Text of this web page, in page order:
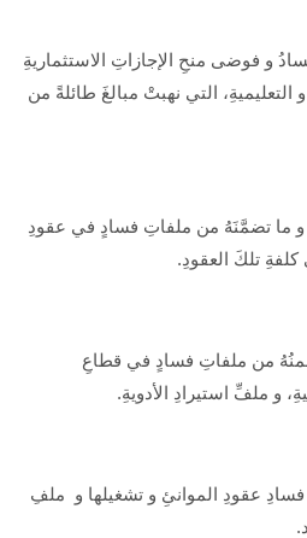
و فوضى منحِ الإجازاتِ الاستثماريةِ
التعليميةِ، التي نهبتْ مبالغَ طائلةً من
و ما تضمَّنَهُ من ملفاتِ فسادٍ في عقودِ
تلكَ العقودِ.
من ملفاتِ فسادٍ في قطاعِ
و ملفِّ استيرادِ الأدويةِ.
عقودِ الموانئِ و تشغيلها و ملفِ